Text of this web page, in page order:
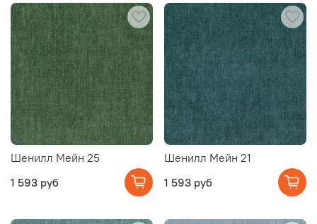
Шенилл Мейн 25
1 593 руб
Шенилл Мейн 21
1 593 руб